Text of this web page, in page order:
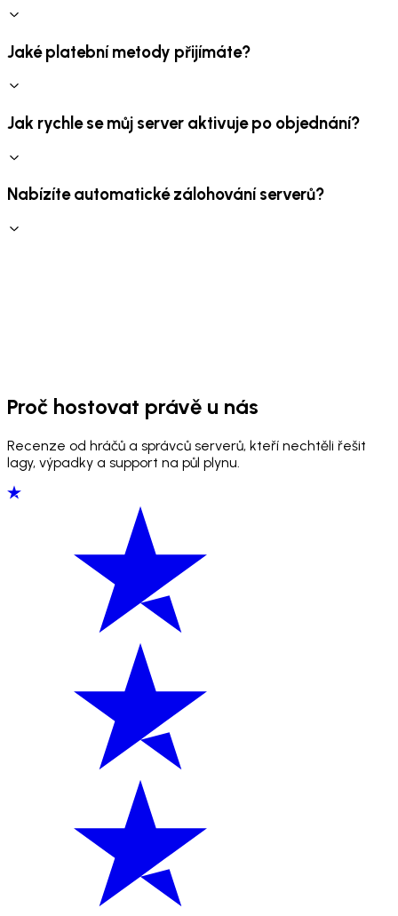
Jaké platební metody přijímáte?
Jak rychle se můj server aktivuje po objednání?
Nabízíte automatické zálohování serverů?
Proč hostovat právě u nás
Recenze od hráčů a správců serverů, kteří nechtěli řešit
lagy, výpadky a support na půl plynu.